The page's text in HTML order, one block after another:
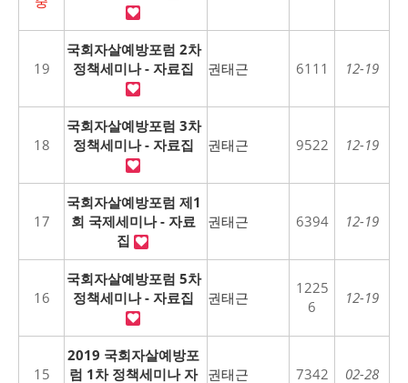
19
국회자살예방포럼 2차
정책세미나 - 자료집
권태근 6111 12-19
18
국회자살예방포럼 3차
정책세미나 - 자료집
권태근 9522 12-19
17
국회자살예방포럼 제1
회 국제세미나 - 자료
집
권태근 6394 12-19
16
국회자살예방포럼 5차
정책세미나 - 자료집
권태근
1225
6
12-19
15
2019 국회자살예방포
럼 1차 정책세미나 자 권태근 7342 02-28